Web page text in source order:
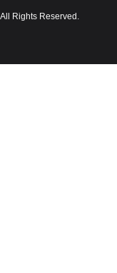
Rights Reserved.